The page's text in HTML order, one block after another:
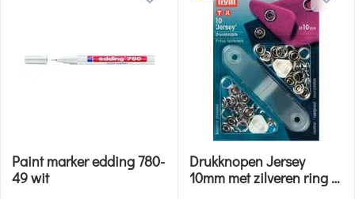
Paint marker edding 780-
49 wit
Drukknopen Jersey
10mm met zilveren ring -